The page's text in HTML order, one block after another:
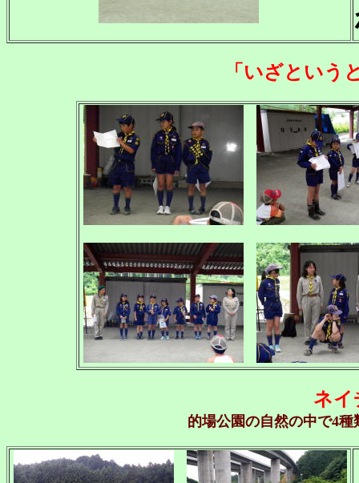
「いざという
ネイ
的場公園の自然の中で4